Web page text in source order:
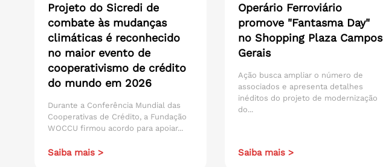
Projeto do Sicredi de
combate às mudanças
climáticas é reconhecido
no maior evento de
cooperativismo de crédito
do mundo em 2026
Durante a Conferência Mundial das
Cooperativas de Crédito, a Fundação
WOCCU firmou acordo para apoiar...
Saiba mais >
Operário Ferroviário
promove "Fantasma Day"
no Shopping Plaza Campos
Gerais
Ação busca ampliar o número de
associados e apresenta detalhes
inéditos do projeto de modernização
do...
Saiba mais >